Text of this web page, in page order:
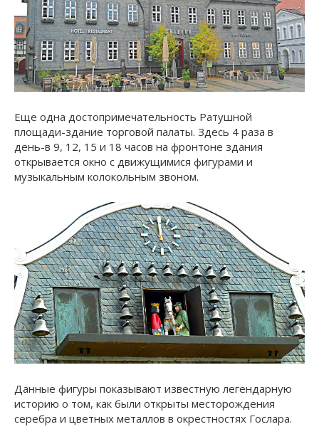
Еще одна достопримечательность Ратушной
площади-здание торговой палаты. Здесь 4 раза в
день-в 9, 12, 15 и 18 часов на фронтоне здания
открывается окно с движущимися фигурами и
музыкальным колокольным звоном.
Данные фигуры показывают известную легендарную
историю о том, как были открыты месторождения
серебра и цветных металлов в окрестностях Гослара.